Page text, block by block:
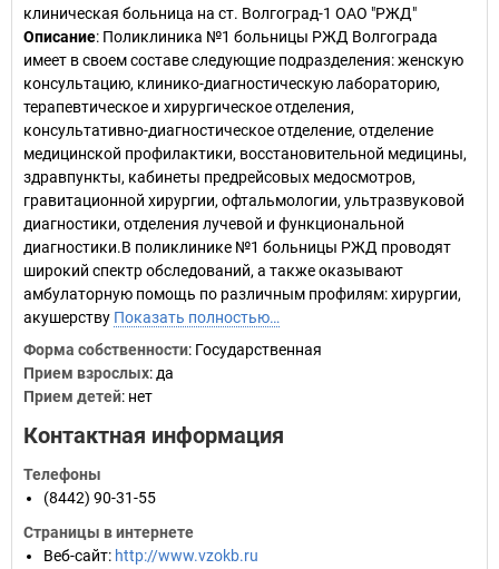
клиническая больница на ст. Волгоград-1 ОАО "РЖД"
Описание: Поликлиника №1 больницы РЖД Волгограда
имеет в своем составе следующие подразделения: женскую
консультацию, клинико-диагностическую лабораторию,
терапевтическое и хирургическое отделения,
консультативно-диагностическое отделение, отделение
медицинской профилактики, восстановительной медицины,
здравпункты, кабинеты предрейсовых медосмотров,
гравитационной хирургии, офтальмологии, ультразвуковой
диагностики, отделения лучевой и функциональной
диагностики.В поликлинике №1 больницы РЖД проводят
широкий спектр обследований, а также оказывают
амбулаторную помощь по различным профилям: хирургии,
акушерству Показать полностью…
Форма собственности: Государственная
Прием взрослых: да
Прием детей: нет
Контактная информация
Телефоны
(8442) 90-31-55
Страницы в интернете
Веб-сайт: http://www.vzokb.ru